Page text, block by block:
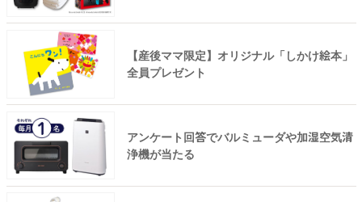
【産後ママ限定】オリジナル「しかけ絵本」
全員プレゼント
アンケート回答でバルミューダや加湿空気清
浄機が当たる